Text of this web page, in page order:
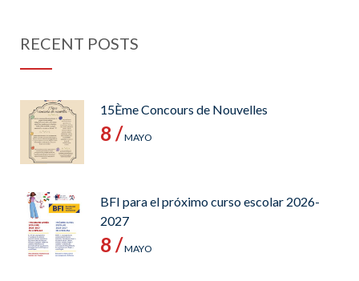
RECENT POSTS
15Ème Concours de Nouvelles
8 /MAYO
BFI para el próximo curso escolar 2026-
2027
8 /MAYO